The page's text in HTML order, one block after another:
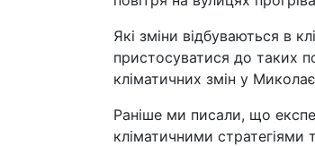
Які зміни відбуваються в
пристосуватися до таких
кліматичних змін у
Раніше ми писали, що
кліматичними стратегіями